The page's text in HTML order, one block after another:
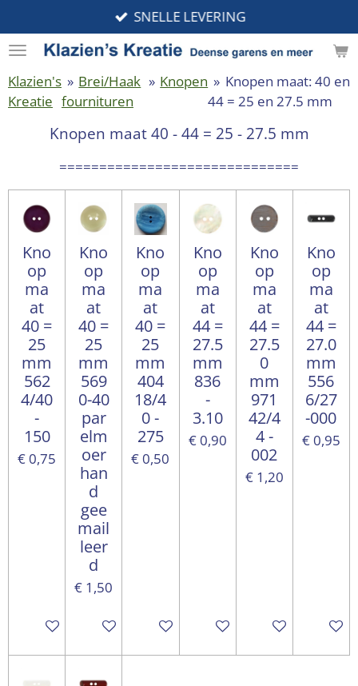
direct
naar
de
hoofdinhoud
SNELLE LEVERING
Klazien's
Kreatie
» Brei/Haak
fournituren
» Knopen » Knopen maat: 40 en
44 = 25 en 27.5 mm
Knopen maat 40 - 44 = 25 - 27.5 mm
==============================
Kno
op
ma
at
40 =
25
mm
562
4/40
-
150
€ 0,75
In winkelwagen
Kno
op
ma
at
40 =
25
mm
569
0-40
par
elm
oer
han
d
gee
mail
leer
d
€ 1,50
In winkelwagen
Kno
op
ma
at
40 =
25
mm
404
18/4
0 -
275
€ 0,50
In winkelwagen
Kno
op
ma
at
44 =
27.5
mm
836
-
3.10
€ 0,90
In winkelwagen
Kno
op
ma
at
44 =
27.5
0
mm
971
42/4
4 -
002
€ 1,20
In winkelwagen
Kno
op
ma
at
44 =
27.0
mm
556
6/27
-000
€ 0,95
In